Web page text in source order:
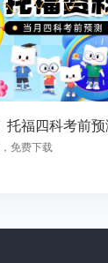
免费下载